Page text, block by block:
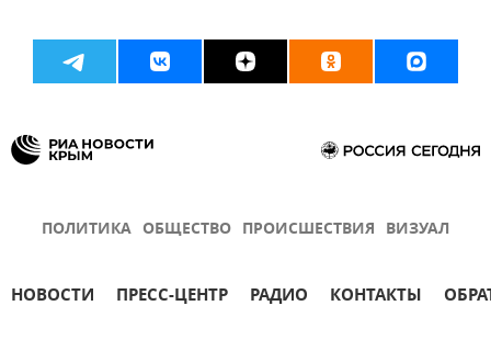
ПОЛИТИКА ОБЩЕСТВО ПРОИСШЕСТВИЯ ВИЗУАЛ
НОВОСТИ ПРЕСС-ЦЕНТР РАДИО КОНТАКТЫ